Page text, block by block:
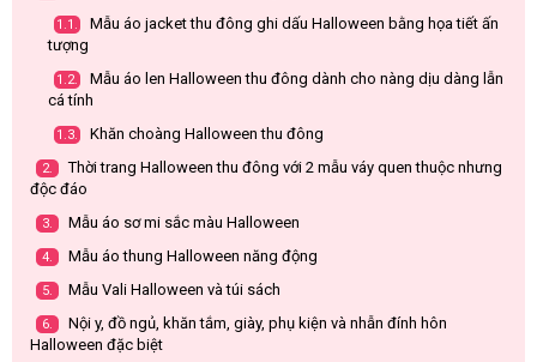
1.1.
Mẫu áo jacket thu đông ghi dấu Halloween bằng họa tiết ấn
tượng
1.2.
Mẫu áo len Halloween thu đông dành cho nàng dịu dàng lẫn
cá tính
1.3. Khăn choàng Halloween thu đông
2.
Thời trang Halloween thu đông với 2 mẫu váy quen thuộc nhưng
độc đáo
3. Mẫu áo sơ mi sắc màu Halloween
4. Mẫu áo thung Halloween năng động
5. Mẫu Vali Halloween và túi sách
6.
Nội y, đồ ngủ, khăn tắm, giày, phụ kiện và nhẫn đính hôn
Halloween đặc biệt